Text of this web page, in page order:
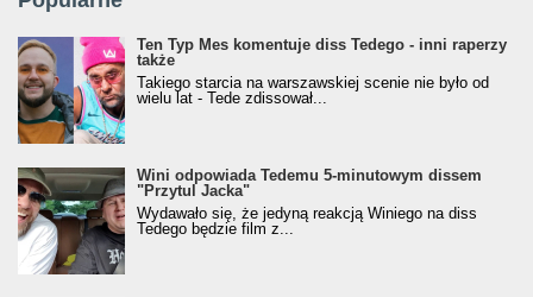
Ten Typ Mes komentuje diss Tedego - inni raperzy
także
Takiego starcia na warszawskiej scenie nie było od
wielu lat - Tede zdissował...
Wini odpowiada Tedemu 5-minutowym dissem
"Przytul Jacka"
Wydawało się, że jedyną reakcją Winiego na diss
Tedego będzie film z...